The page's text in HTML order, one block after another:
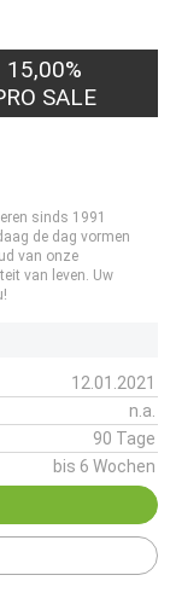
15,00%
SALE
sinds 1991
de dag vormen
van onze
van leven. Uw
12.01.2021
n.a.
90 Tage
bis 6 Wochen